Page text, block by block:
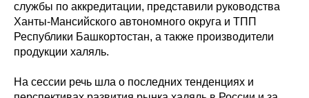
службы по аккредитации, представили руководства
Ханты-Мансийского автономного округа и ТПП
Республики Башкортостан, а также производители
продукции халяль.
На сессии речь шла о последних тенденциях и